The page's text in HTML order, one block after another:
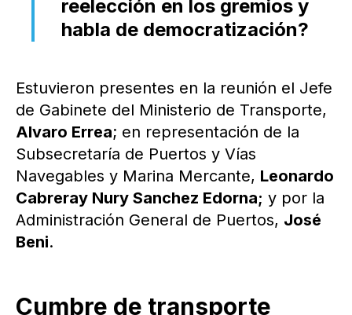
reelección en los gremios y
habla de democratización?
Estuvieron presentes en la reunión el Jefe
de Gabinete del Ministerio de Transporte,
Alvaro Errea; en representación de la
Subsecretaría de Puertos y Vías
Navegables y Marina Mercante, Leonardo
Cabreray Nury Sanchez Edorna; y por la
Administración General de Puertos, José
Beni.
Cumbre de transporte